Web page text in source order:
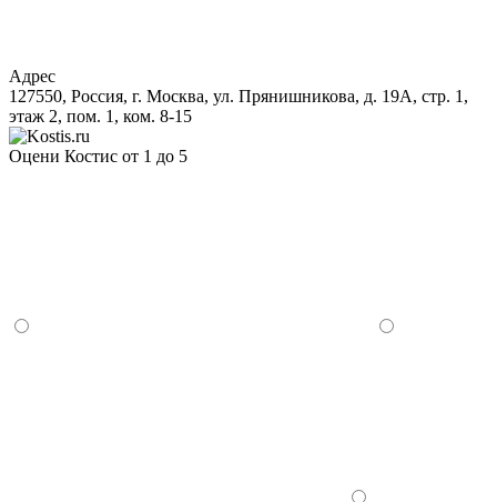
Адрес
127550, Россия, г. Москва, ул. Прянишникова, д. 19А, стр. 1,
этаж 2, пом. 1, ком. 8-15
Оцени Костис от 1 до 5